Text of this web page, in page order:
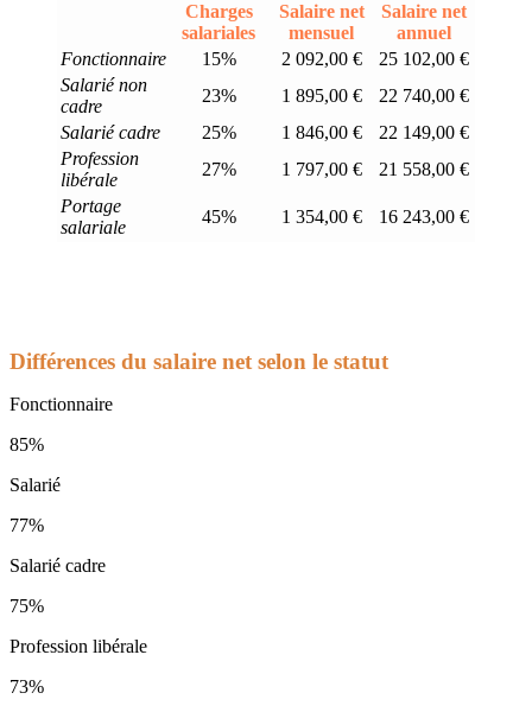
Charges
salariales
Salaire net
mensuel
Salaire net
annuel
Fonctionnaire
15% 2 092,00 €
25 102,00 €
Salarié non
cadre
23% 1 895,00 €
22 740,00 €
Salarié cadre
25% 1 846,00 €
22 149,00 €
Profession
libérale
27% 1 797,00 €
21 558,00 €
Portage
salariale
45% 1 354,00 € 16 243,00 €
Différences du salaire net selon le statut
Fonctionnaire
85%
Salarié
77%
Salarié cadre
75%
Profession libérale
73%